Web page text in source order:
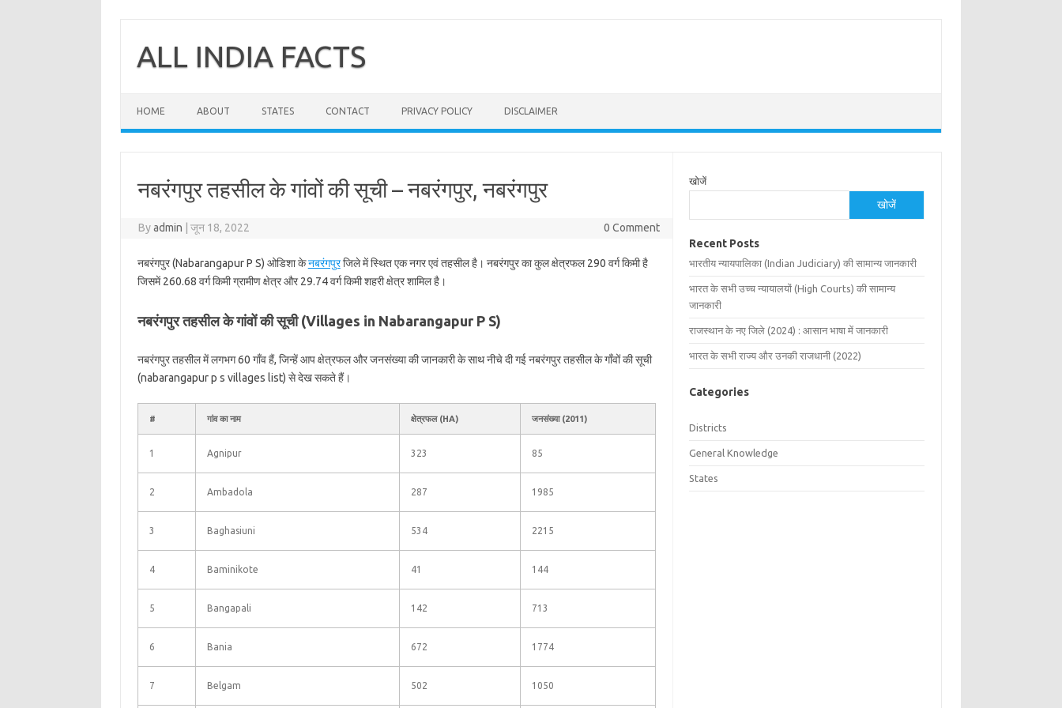
contentALL INDIA FACTS
HOME ABOUT STATES CONTACT PRIVACY POLICY DISCLAIMER
नबरंगपुर तहसील के गांवों की सूची – नबरंगपुर, नबरंगपुर
Byadmin जून 18, 2022 0 Comment
नबरंगपुर (Nabarangapur P S) ओडिशा केनबरंगपुरजिले में स्थित एक नगर एवं तहसील है। नबरंगपुर का कुल क्षेत्रफल 290 वर्ग किमी है
जिसमें 260.68 वर्ग किमी ग्रामीण क्षेत्र और 29.74 वर्ग किमी शहरी क्षेत्र शामिल है।
नबरंगपुर तहसील के गांवों की सूची (Villages in Nabarangapur P S)
नबरंगपुर तहसील में लगभग 60 गाँव हैं, जिन्हें आप क्षेत्रफल और जनसंख्या की जानकारी के साथ नीचे दी गई नबरंगपुर तहसील के गाँवों की सूची
(nabarangapur p s villages list) से देख सकते हैं।
# गांव का नाम क्षेत्रफल (HA) जनसंख्या (2011)
1 Agnipur 323 85
2 Ambadola 287 1985
3 Baghasiuni 534 2215
4 Baminikote 41 144
5 Bangapali 142 713
6 Bania 672 1774
7 Belgam 502 1050
खोजें
खोजें
Recent Posts
भारतीय न्यायपालिका (Indian Judiciary) की सामान्य जानकारी
भारत के सभी उच्च न्यायालयों (High Courts) की सामान्य
जानकारी
राजस्थान के नए जिले (2024) : आसान भाषा में जानकारी
भारत के सभी राज्य और उनकी राजधानी (2022)
Categories
Districts
General Knowledge
States